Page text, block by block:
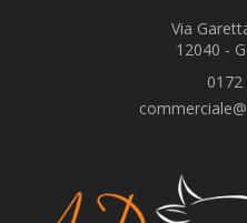
Via
12040 -
0172